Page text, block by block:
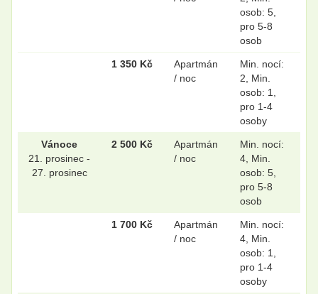
osob: 5,
pro 5-8
osob
1 350 Kč
Apartmán
/ noc
Min. nocí:
2, Min.
osob: 1,
pro 1-4
osoby
Vánoce
21. prosinec -
27. prosinec
2 500 Kč
Apartmán
/ noc
Min. nocí:
4, Min.
osob: 5,
pro 5-8
osob
1 700 Kč
Apartmán
/ noc
Min. nocí:
4, Min.
osob: 1,
pro 1-4
osoby